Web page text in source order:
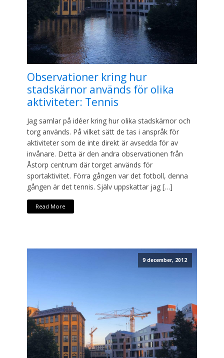
Observationer kring hur
stadskärnor används för olika
aktiviteter: Tennis
Jag samlar på idéer kring hur olika stadskärnor och
torg används. På vilket sätt de tas i anspråk för
aktiviteter som de inte direkt är avsedda för av
invånare. Detta är den andra observationen från
Åstorp centrum där torget används för
sportaktivitet. Förra gången var det fotboll, denna
gången är det tennis. Själv uppskattar jag […]
Read More
9 december, 2012